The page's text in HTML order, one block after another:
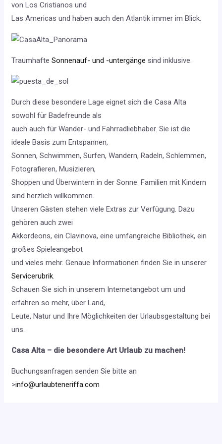
von Los Cristianos und
Las Americas und haben auch den Atlantik immer im Blick.
TraumhafteSonnenauf- und -untergänge sind inklusive.
Durch diese besondere Lage eignet sich die Casa Alta
sowohl für Badefreunde als
auch auch für Wander- und Fahrradliebhaber. Sie ist die
ideale Basis zum Entspannen,
Sonnen, Schwimmen, Surfen, Wandern, Radeln, Schlemmen,
Fotografieren, Musizieren,
Shoppen und Überwintern in der Sonne. Familien mit Kindern
sind herzlich willkommen.
Unseren Gästen stehen viele Extras zur Verfügung. Dazu
gehören auch zwei
Akkordeons, ein Clavinova, eine umfangreiche Bibliothek, ein
großes Spieleangebot
und vieles mehr. Genaue Informationen finden Sie in unserer
Servicerubrik.
Schauen Sie sich in unserem Internetangebot um und
erfahren so mehr, über Land,
Leute, Natur und Ihre Möglichkeiten der Urlaubsgestaltung bei
uns.
Casa Alta – die besondere Art Urlaub zu machen!
Buchungsanfragen senden Sie bitte an
>info@urlaubteneriffa.com